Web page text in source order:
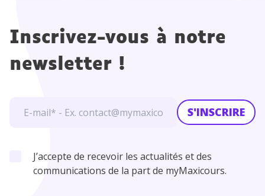
Inscrivez-vous à notre
newsletter !
S'INSCRIRE
J’accepte de recevoir les actualités et des
communications de la part de myMaxicours.